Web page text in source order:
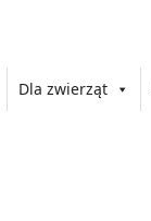
Dla zwierząt